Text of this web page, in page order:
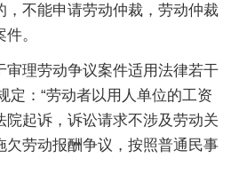
，不能申请劳动仲裁，劳动仲裁
。
审理劳动争议案件适用法律若干
定：“劳动者以用人单位的工资
院起诉，诉讼请求不涉及劳动关
欠劳动报酬争议，按照普通民事